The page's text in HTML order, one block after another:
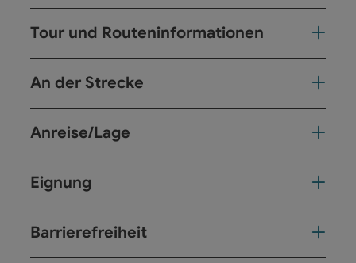
Tour und Routeninformationen
An der Strecke
Anreise/Lage
Eignung
Barrierefreiheit